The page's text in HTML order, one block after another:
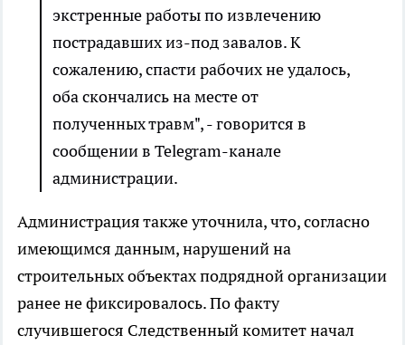
экстренные работы по извлечению
пострадавших из-под завалов. К
сожалению, спасти рабочих не удалось,
оба скончались на месте от
полученных травм", - говорится в
сообщении в Telegram-канале
администрации.
Администрация также уточнила, что, согласно
имеющимся данным, нарушений на
строительных объектах подрядной организации
ранее не фиксировалось. По факту
случившегося Следственный комитет начал